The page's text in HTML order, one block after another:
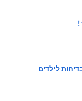
!
לילדים